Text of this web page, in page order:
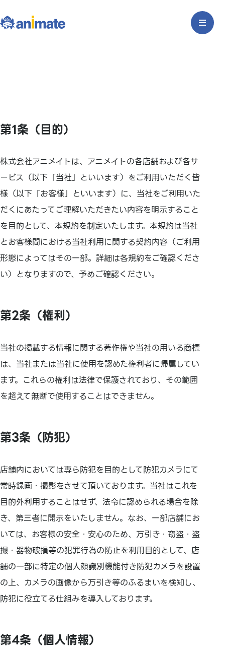
第1条（目的）
株式会社アニメイトは、アニメイトの各店舗および各サ
ービス（以下「当社」といいます）をご利用いただく皆
様（以下「お客様」といいます）に、当社をご利用いた
だくにあたってご理解いただきたい内容を明示すること
を目的として、本規約を制定いたします。本規約は当社
とお客様間における当社利用に関する契約内容（ご利用
形態によってはその一部。詳細は各規約をご確認くださ
い）となりますので、予めご確認ください。
第2条（権利）
当社の掲載する情報に関する著作権や当社の用いる商標
は、当社または当社に使用を認めた権利者に帰属してい
ます。これらの権利は法律で保護されており、その範囲
を超えて無断で使用することはできません。
第3条（防犯）
店舗内においては専ら防犯を目的として防犯カメラにて
常時録画・撮影をさせて頂いております。当社はこれを
目的外利用することはせず、法令に認められる場合を除
き、第三者に開示をいたしません。なお、一部店舗にお
いては、お客様の安全・安心のため、万引き・窃盗・盗
撮・器物破損等の犯罪行為の防止を利用目的として、店
舗の一部に特定の個人顔識別機能付き防犯カメラを設置
の上、カメラの画像から万引き等のふるまいを検知し、
防犯に役立てる仕組みを導入しております。
第4条（個人情報）